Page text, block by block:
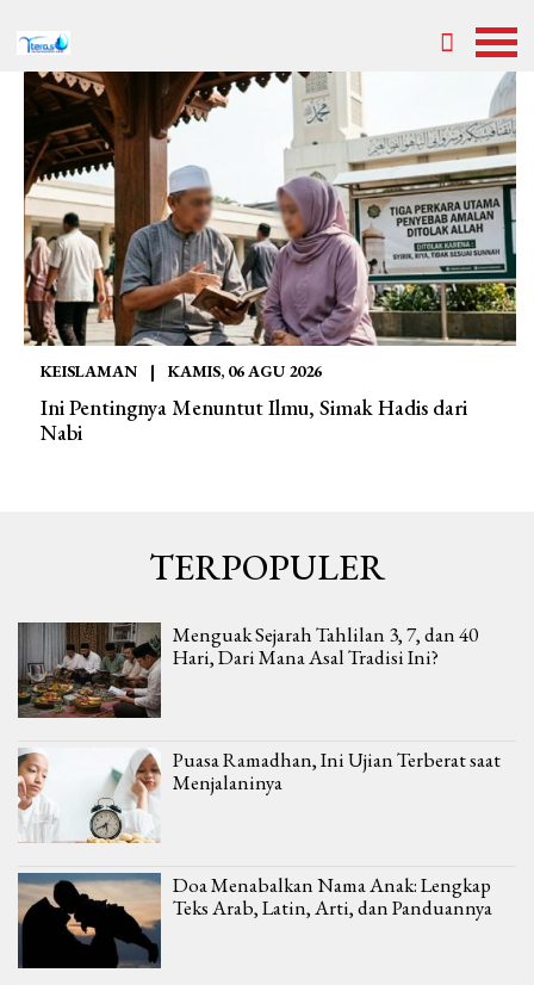
KEISLAMAN | KAMIS, 06 AGU 2026
Ini Pentingnya Menuntut Ilmu, Simak Hadis dari
Nabi
TERPOPULER
Menguak Sejarah Tahlilan 3, 7, dan 40
Hari, Dari Mana Asal Tradisi Ini?
Puasa Ramadhan, Ini Ujian Terberat saat
Menjalaninya
Doa Menabalkan Nama Anak: Lengkap
Teks Arab, Latin, Arti, dan Panduannya